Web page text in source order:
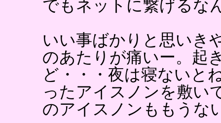
でもネットに繋げるな
いい事ばかりと思いき
のあたりが痛いー。起
ど・・・夜は寝ないと
ったアイスノンを敷い
のアイスノンももうな